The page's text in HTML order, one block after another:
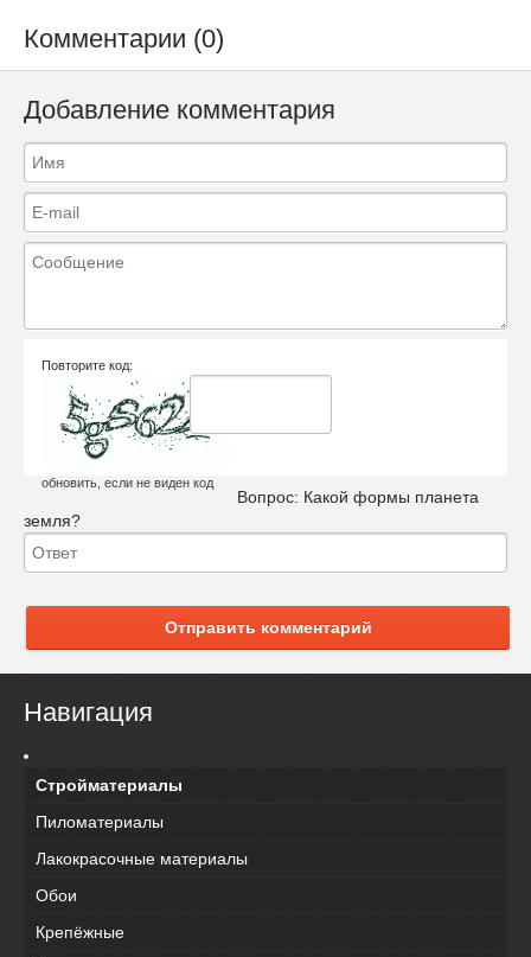
Комментарии (0)
Добавление комментария
Повторите код:
обновить, если не виден код
Вопрос: Какой формы планета
земля?
Отправить комментарий
Навигация
Стройматериалы
Пиломатериалы
Лакокрасочные материалы
Обои
Крепёжные